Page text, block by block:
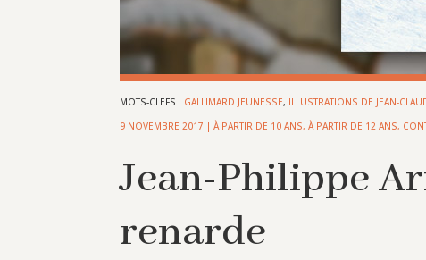
MOTS-CLEFS : GALLIMARD JEUNESSE, ILLUSTRATIONS DE JEAN-
9 NOVEMBRE 2017 |À PARTIR DE 10 ANS,À PARTIR DE 12 ANS,
Jean-Philippe
renarde